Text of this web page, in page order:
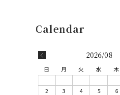
2026/08
日 月 火 水 木
2
3 4 5 6